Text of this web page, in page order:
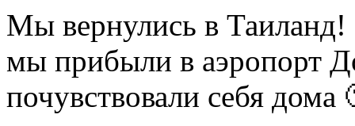
Мы вернулись в
мы прибыли в аэропорт
почувствовали себя дома